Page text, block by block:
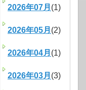
2026年07月 (1)
2026年05月 (2)
2026年04月 (1)
2026年03月 (3)